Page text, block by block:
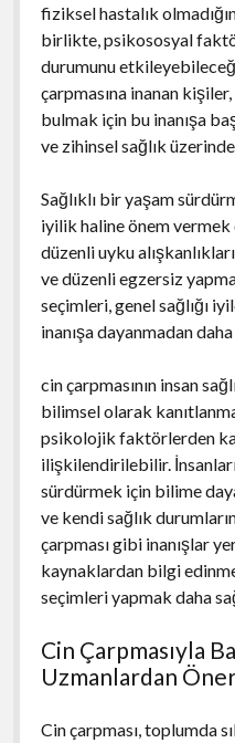
fiziksel hastalık
birlikte, psikososyal
durumunu
çarpmasına inanan
bulmak için bu inanışa
ve zihinsel sağlık
Sağlıklı bir yaşam
iyilik haline önem
düzenli uyku
ve düzenli egzersiz
seçimleri, genel sağlığı
inanışa dayanmadan
cin çarpmasının insan
bilimsel olarak
psikolojik faktörlerden
ilişkilendirilebilir.
sürdürmek için bilime
ve kendi sağlık
çarpması gibi inanışlar
kaynaklardan bilgi
seçimleri yapmak daha
Cin Çarpmasıyla
Uzmanlardan
Cin çarpması, toplumda